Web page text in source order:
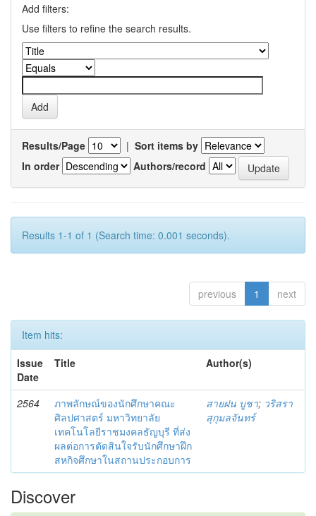
Add filters:
Use filters to refine the search results.
Results/Page | Sort items by
In order
Authors/record
Results 1-1 of 1 (Search time: 0.001 seconds).
previous 1 next
Item hits:
Issue
Date
Title Author(s)
2564
ภาพลักษณ์ของนักศึกษาคณะ
ศิลปศาสตร์ มหาวิทยาลัย
เทคโนโลยีราชมงคลธัญบุรี ที่ส่ง
ผลต่อการตัดสินใจรับนักศึกษาฝึก
สหกิจศึกษาในสถานประกอบการ
สายฝน บูชา; วริสรา
สุกุมลจันทร์
Discover